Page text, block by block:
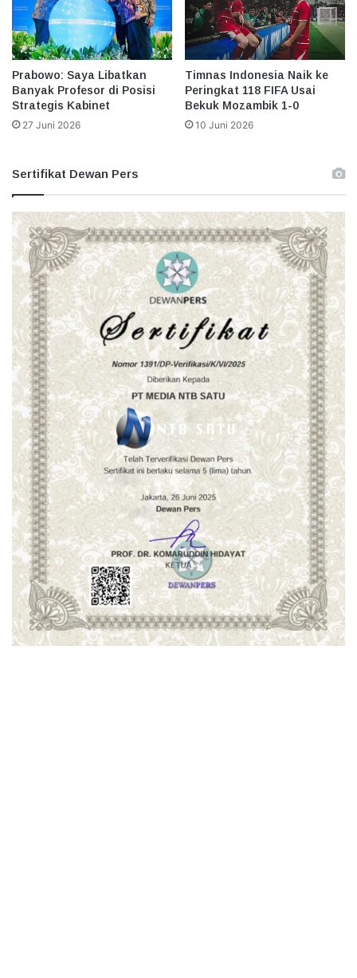
Prabowo: Saya Libatkan
Banyak Profesor di Posisi
Strategis Kabinet
27 Juni 2026
Timnas Indonesia Naik ke
Peringkat 118 FIFA Usai
Bekuk Mozambik 1-0
10 Juni 2026
Sertifikat Dewan Pers